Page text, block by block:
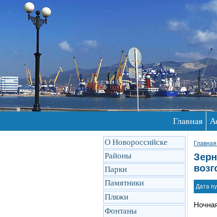
Главная
О Новороссийске
Районы
Парки
Памятники
Пляжи
Фонтаны
Дата